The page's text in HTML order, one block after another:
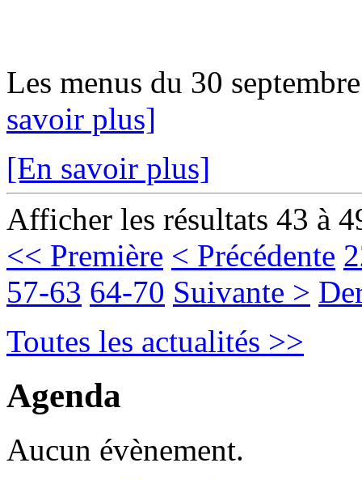
Les menus du 30
savoir plus]
[En savoir plus]
Afficher les résultats 43 à
<< Première < Précédente
57-63 64-70 Suivante >
Toutes les actualités >>
Agenda
Aucun évènement.